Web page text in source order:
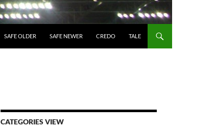
SAFE OLDER SAFE NEWER CREDO TALE
CATEGORIES VIEW